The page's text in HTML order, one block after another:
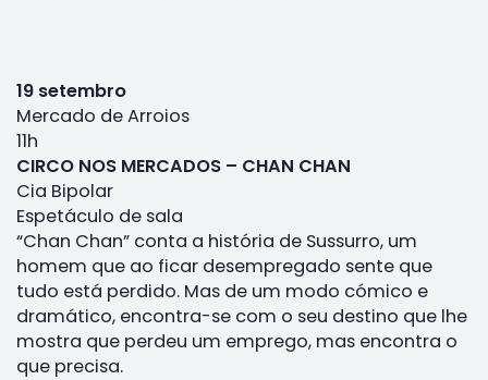
19 setembro
Mercado de Arroios
11h
CIRCO NOS MERCADOS – CHAN CHAN
Cia Bipolar
Espetáculo de sala
“Chan Chan” conta a história de Sussurro, um
homem que ao ficar desempregado sente que
tudo está perdido. Mas de um modo cómico e
dramático, encontra-se com o seu destino que lhe
mostra que perdeu um emprego, mas encontra o
que precisa.